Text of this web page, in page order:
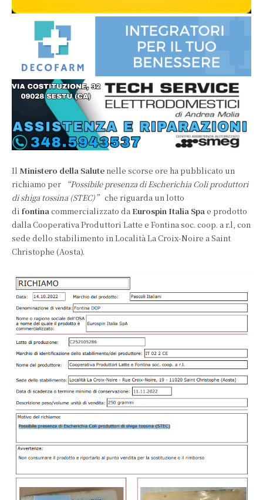
Il Ministero della Salutenelle scorse ore ha pubblicato un
richiamo per
“Possibile presenza di Escherichia Coli produttori
di shiga tossina (STEC)” che riguarda un lotto
di fontinacommercializzato da Eurospin Italia Spae prodotto
dalla Cooperativa Produttori Latte e Fontina soc. coop. a r.l, con
sede dello stabilimento in Località La Croix-Noire a Saint
Christophe (Aosta).